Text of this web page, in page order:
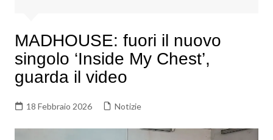
MADHOUSE: fuori il nuovo
singolo ‘Inside My Chest’,
guarda il video
18 Febbraio 2026 Notizie